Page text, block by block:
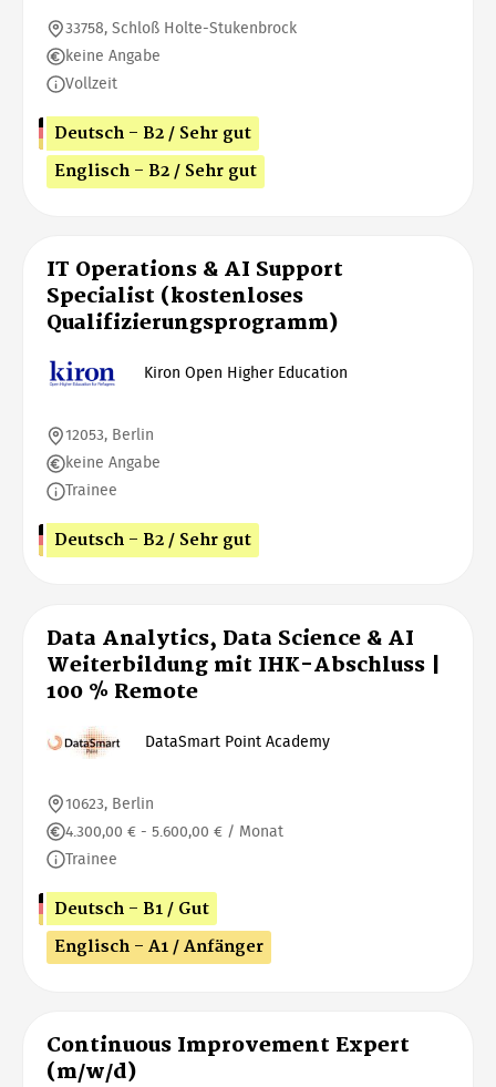
33758, Schloß Holte-Stukenbrock
keine Angabe
Vollzeit
Deutsch - B2 / Sehr gut
Englisch - B2 / Sehr gut
IT Operations & AI Support
Specialist (kostenloses
Qualifizierungsprogramm)
Kiron Open Higher Education
12053, Berlin
keine Angabe
Trainee
Deutsch - B2 / Sehr gut
Data Analytics, Data Science & AI
Weiterbildung mit IHK-Abschluss |
100 % Remote
DataSmart Point Academy
10623, Berlin
4.300,00 € - 5.600,00 € / Monat
Trainee
Deutsch - B1 / Gut
Englisch - A1 / Anfänger
Continuous Improvement Expert
(m/w/d)